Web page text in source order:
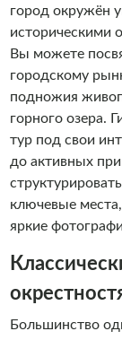
город окружён
историческими
Вы можете
городскому
подножия
горного озера.
тур под свои
до активных
ключевые
яркие
Большинство